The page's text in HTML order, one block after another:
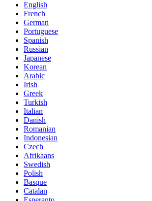
English
French
German
Portuguese
Spanish
Russian
Japanese
Korean
Arabic
Irish
Greek
Turkish
Italian
Danish
Romanian
Indonesian
Czech
Afrikaans
Swedish
Polish
Basque
Catalan